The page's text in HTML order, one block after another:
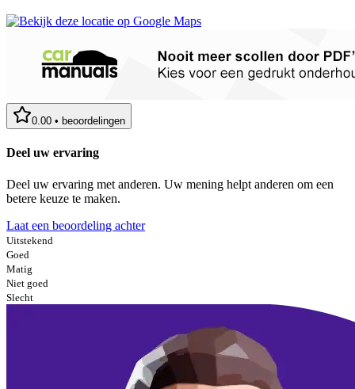
0.00 • beoordelingen
Deel uw ervaring
Deel uw ervaring met anderen. Uw mening helpt anderen om een
betere keuze te maken.
Laat een beoordeling achter
Uitstekend
Goed
Matig
Niet goed
Slecht